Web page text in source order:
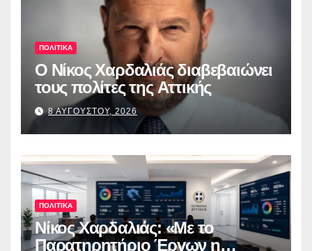
ΠΟΛΙΤΙΚΑ
O Νίκος Χαρδαλιάς διαβεβαιώνει
τους πολίτες της Αττικής
8 ΑΥΓΟΥΣΤΟΥ, 2026
ΠΟΛΙΤΙΚΑ
Νίκος Χαρδαλιάς: «Με το
Παρατηρητήριο Έργων η